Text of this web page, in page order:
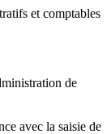
et comptables
de
avec la saisie de